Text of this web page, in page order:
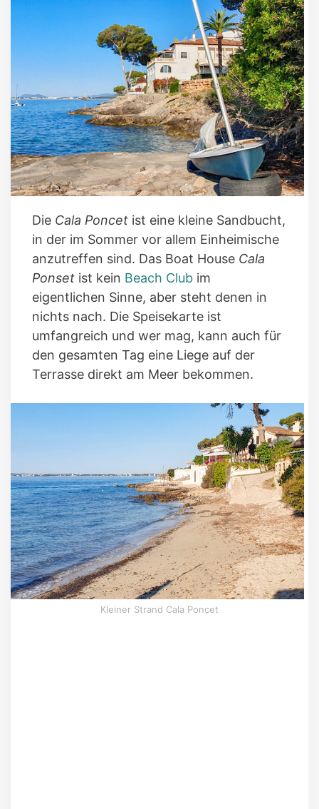
Die Cala Poncet ist eine kleine Sandbucht,
in der im Sommer vor allem Einheimische
anzutreffen sind. Das Boat House Cala
Ponset ist kein Beach Club im
eigentlichen Sinne, aber steht denen in
nichts nach. Die Speisekarte ist
umfangreich und wer mag, kann auch für
den gesamten Tag eine Liege auf der
Terrasse direkt am Meer bekommen.
Kleiner Strand Cala Poncet